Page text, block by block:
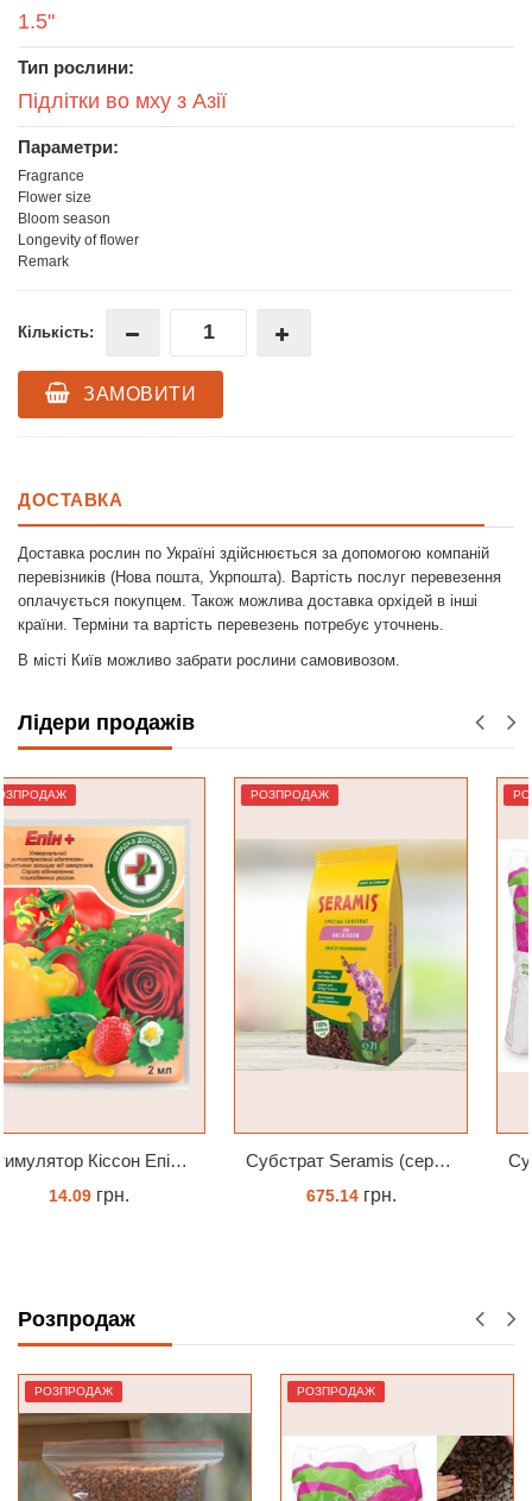
1.5"
Тип рослини:
Підлітки во мху з Азії
Параметри:
Fragrance
Flower size
Bloom season
Longevity of flower
Remark
Кількість:
ЗАМОВИТИ
ДОСТАВКА
Доставка рослин по Україні здійснюється за допомогою компаній
перевізників (Нова пошта, Укрпошта). Вартість послуг перевезення
оплачується покупцем. Також можлива доставка орхідей в інші
країни. Терміни та вартість перевезень потребує уточнень.
В місті Київ можливо забрати рослини самовивозом.
Лідери продажів
РОЗПРОДАЖ
675.14
РОЗПРОДАЖ
90.00
Розпродаж
РОЗПРОДАЖ РОЗПРОДАЖ